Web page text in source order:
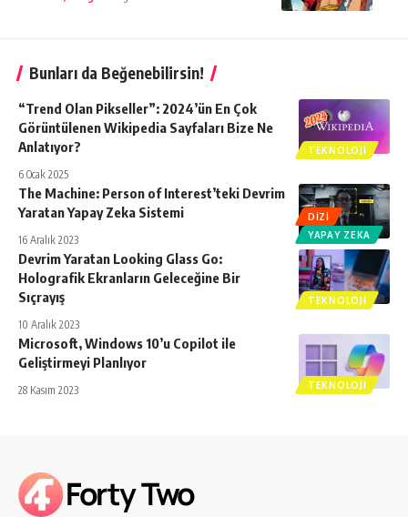
Bunları da Beğenebilirsin!
TEKNOLOJI
“Trend Olan Pikseller”: 2024’ün En Çok
Görüntülenen Wikipedia Sayfaları Bize Ne
Anlatıyor?
6 Ocak 2025
DIZI
YAPAY ZEKA
The Machine: Person of Interest’teki Devrim
Yaratan Yapay Zeka Sistemi
16 Aralık 2023
TEKNOLOJI
Devrim Yaratan Looking Glass Go:
Holografik Ekranların Geleceğine Bir
Sıçrayış
10 Aralık 2023
TEKNOLOJI
Microsoft, Windows 10’u Copilot ile
Geliştirmeyi Planlıyor
28 Kasım 2023